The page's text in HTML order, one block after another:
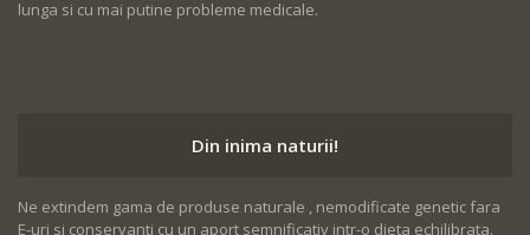
lunga si cu mai putine probleme medicale.
Din inima naturii!
Ne extindem gama de produse naturale , nemodificate genetic fara
E-uri si conservanti cu un aport semnificativ intr-o dieta echilibrata.